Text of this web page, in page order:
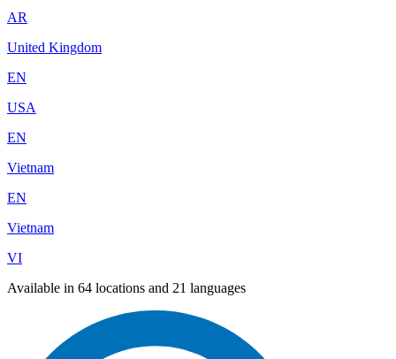
AR
United Kingdom
EN
USA
EN
Vietnam
EN
Vietnam
VI
Available in 64 locations and 21 languages